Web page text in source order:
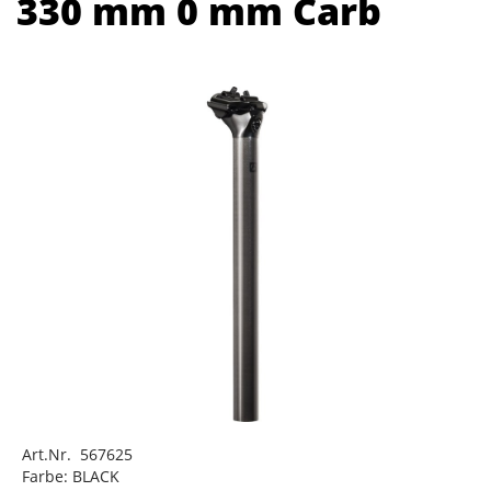
330 mm 0 mm Carb
Art.Nr. 567625
Farbe: BLACK